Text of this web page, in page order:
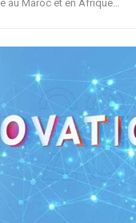
au Maroc et en Afrique…